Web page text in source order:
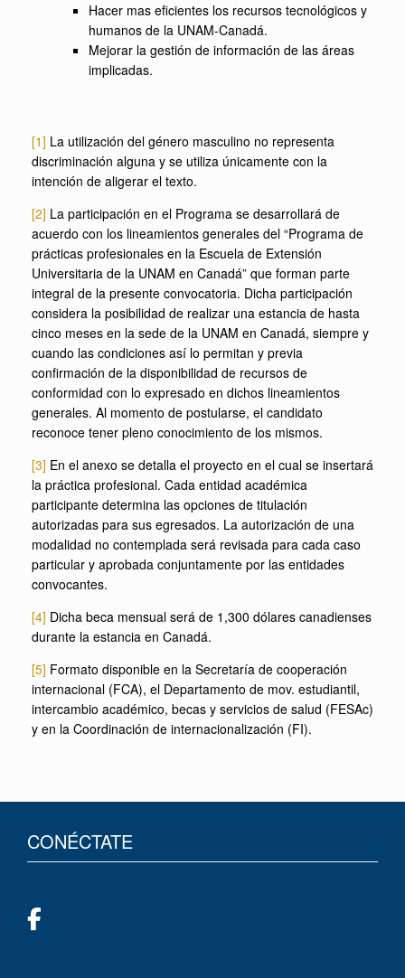
Hacer mas eficientes los recursos tecnológicos y
humanos de la UNAM-Canadá.
Mejorar la gestión de información de las áreas
implicadas.
[1] La utilización del género masculino no representa
discriminación alguna y se utiliza únicamente con la
intención de aligerar el texto.
[2] La participación en el Programa se desarrollará de
acuerdo con los lineamientos generales del “Programa de
prácticas profesionales en la Escuela de Extensión
Universitaria de la UNAM en Canadá” que forman parte
integral de la presente convocatoria. Dicha participación
considera la posibilidad de realizar una estancia de hasta
cinco meses en la sede de la UNAM en Canadá, siempre y
cuando las condiciones así lo permitan y previa
confirmación de la disponibilidad de recursos de
conformidad con lo expresado en dichos lineamientos
generales. Al momento de postularse, el candidato
reconoce tener pleno conocimiento de los mismos.
[3] En el anexo se detalla el proyecto en el cual se insertará
la práctica profesional. Cada entidad académica
participante determina las opciones de titulación
autorizadas para sus egresados. La autorización de una
modalidad no contemplada será revisada para cada caso
particular y aprobada conjuntamente por las entidades
convocantes.
[4] Dicha beca mensual será de 1,300 dólares canadienses
durante la estancia en Canadá.
[5] Formato disponible en la Secretaría de cooperación
internacional (FCA), el Departamento de mov. estudiantil,
intercambio académico, becas y servicios de salud (FESAc)
y en la Coordinación de internacionalización (FI).
CONÉCTATE